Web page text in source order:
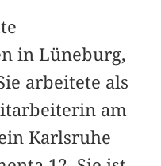
in Lüneburg,
arbeitete als
am
Karlsruhe